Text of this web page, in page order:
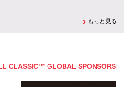
もっと見る
CLASSIC™ GLOBAL SPONSORS